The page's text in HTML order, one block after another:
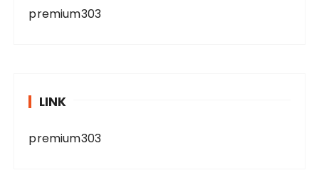
premium303
LINK
premium303